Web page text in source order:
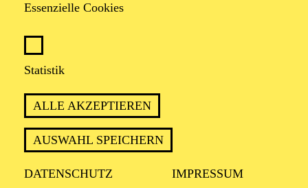
Essenzielle Cookies
Statistik
ALLE AKZEPTIEREN
AUSWAHL SPEICHERN
DATENSCHUTZ IMPRESSUM
TERMIN
Sonntag 18. Oktober 2026
1 Stunde 30 Minuten, keine Pause